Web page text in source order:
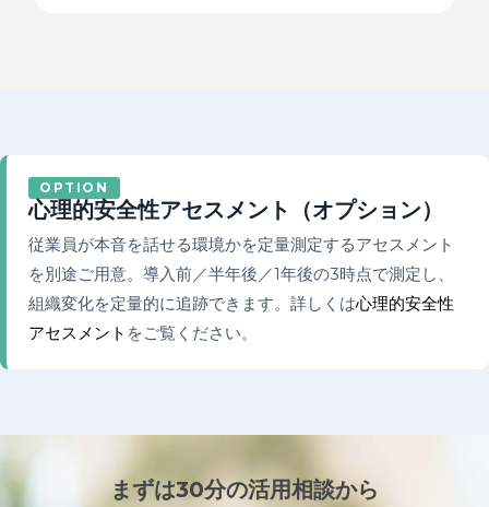
OPTION
心理的安全性アセスメント（オプション）
従業員が本音を話せる環境かを定量測定するアセスメント
を別途ご用意。導入前／半年後／1年後の3時点で測定し、
組織変化を定量的に追跡できます。詳しくは心理的安全性
アセスメント をご覧ください。
まずは30分の活用相談から